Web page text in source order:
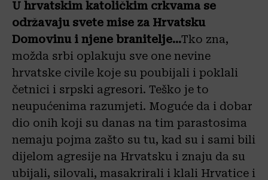
U hrvatskim katoličkim crkvama se
održavaju svete mise za Hrvatsku
Domovinu i njene branitelje…Tko zna,
možda srbi oplakuju sve one nevine
hrvatske civile koje su poubijali i poklali
četnici i srpski agresori. Teško je to
neupućenima razumjeti. Moguće da i dobar
dio onih koji su danas na tim parastosima
nemaju pojma zašto su tu, kad su i sami bili
dijelom agresije na Hrvatsku i znaju da su
ubijali, silovali, masakrirali i klali Hrvatice i